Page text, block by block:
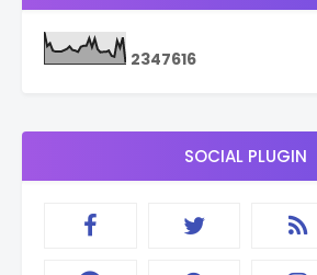
2347616
SOCIAL PLUGIN